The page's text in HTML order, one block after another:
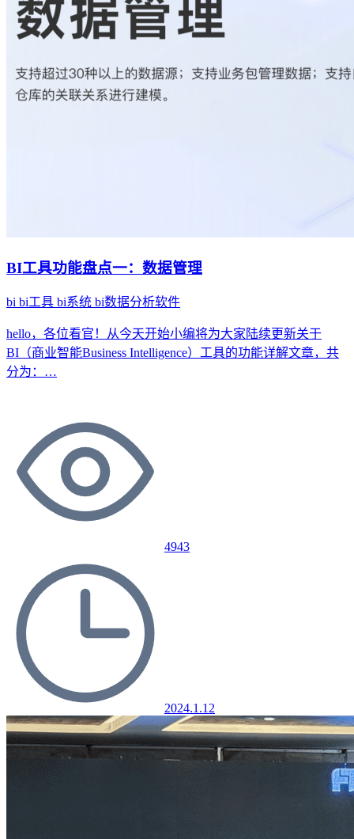
BI工具功能盘点一：数据管理
bi bi工具 bi系统 bi数据分析软件
hello，各位看官！从今天开始小编将为大家陆续更新关于
BI（商业智能Business Intelligence）工具的功能详解文章，共
分为：…
4943
2024.1.12